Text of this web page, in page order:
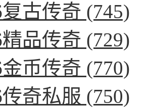
复古传奇 (745)
精品传奇 (729)
金币传奇 (770)
传奇私服 (750)